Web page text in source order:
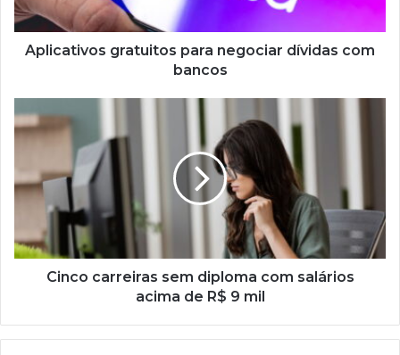
Aplicativos gratuitos para negociar dívidas com
bancos
carreiras
sem
com
salários
de
R$
Cinco carreiras sem diploma com salários
acima de R$ 9 mil